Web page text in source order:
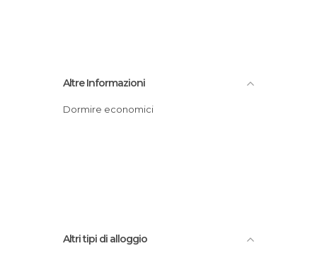
Altre Informazioni
Dormire economici
Altri tipi di alloggio